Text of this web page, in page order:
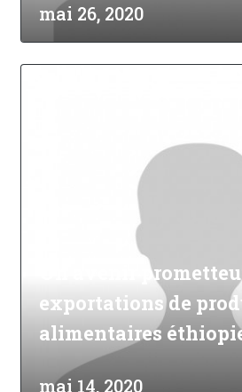
mai 26, 2020
Un avenir
exportations de
alimentaires
mai 14, 2020